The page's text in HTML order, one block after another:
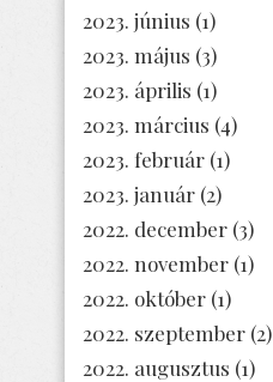
2023. június (1)
2023. május (3)
2023. április (1)
2023. március (4)
2023. február (1)
2023. január (2)
2022. december (3)
2022. november (1)
2022. október (1)
2022. szeptember (2)
2022. augusztus (1)